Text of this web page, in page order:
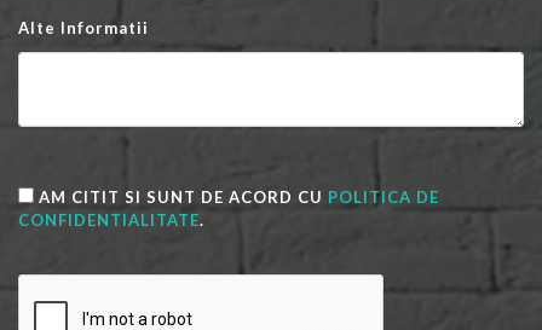
Alte Informatii
AM CITIT SI SUNT DE ACORD CU POLITICA DE
CONFIDENTIALITATE.